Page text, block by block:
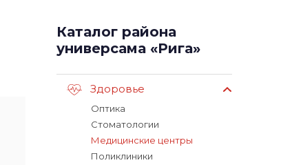
Каталог района
универсама «Рига»
Здоровье
Оптика
Стоматологии
Медицинские центры
Поликлиники